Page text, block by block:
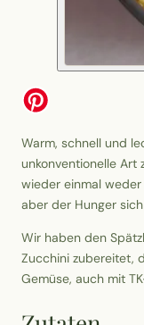
Warm, schnell und
unkonventionelle Art
wieder einmal
aber der Hunger
Wir haben den
Zucchini zubereitet,
Gemüse, auch mit